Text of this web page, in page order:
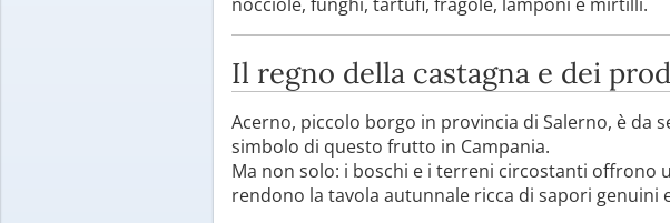
Il regno della castagna e dei
Acerno, piccolo borgo in provincia di Salerno, è da
simbolo di questo frutto in Campania.
Ma non solo: i boschi e i terreni circostanti offrono
rendono la tavola autunnale ricca di sapori genuini